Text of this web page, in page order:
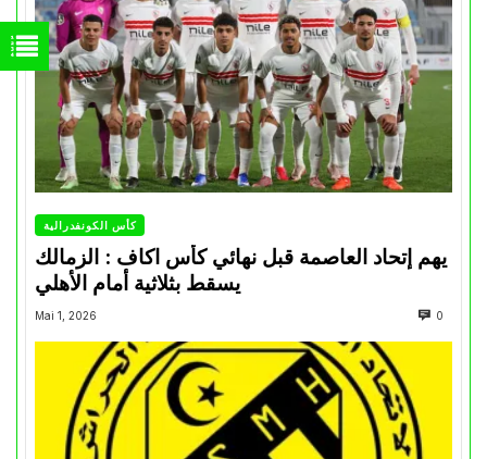
كأس الكونفدرالية
يهم إتحاد العاصمة قبل نهائي كأس اكاف : الزمالك
Mai 1, 2026 0